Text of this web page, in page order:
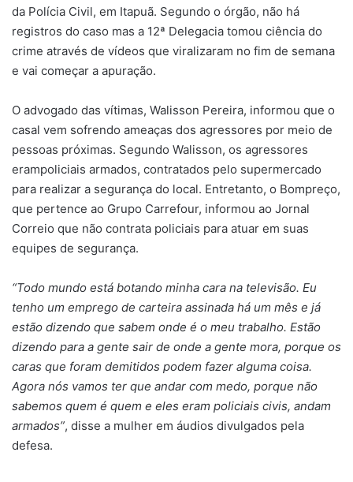
da Polícia Civil, em Itapuã. Segundo o órgão, não há
registros do caso mas a 12ª Delegacia tomou ciência do
crime através de vídeos que viralizaram no fim de semana
e vai começar a apuração.
O advogado das vítimas, Walisson Pereira, informou que o
casal vem sofrendo ameaças dos agressores por meio de
pessoas próximas. Segundo Walisson, os agressores
erampoliciais armados, contratados pelo supermercado
para realizar a segurança do local. Entretanto, o Bompreço,
que pertence ao Grupo Carrefour, informou ao Jornal
Correio que não contrata policiais para atuar em suas
equipes de segurança.
“Todo mundo está botando minha cara na televisão. Eu
tenho um emprego de carteira assinada há um mês e já
estão dizendo que sabem onde é o meu trabalho. Estão
dizendo para a gente sair de onde a gente mora, porque os
caras que foram demitidos podem fazer alguma coisa.
Agora nós vamos ter que andar com medo, porque não
sabemos quem é quem e eles eram policiais civis, andam
armados”, disse a mulher em áudios divulgados pela
defesa.